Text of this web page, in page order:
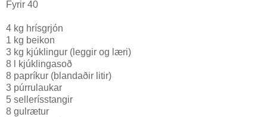
Fyrir 40
4 kg hrísgrjón
1 kg beikon
3 kg kjúklingur (leggir og læri)
8 l kjúklingasoð
8 papríkur (blandaðir litir)
3 púrrulaukar
5 sellerísstangir
8 gulrætur